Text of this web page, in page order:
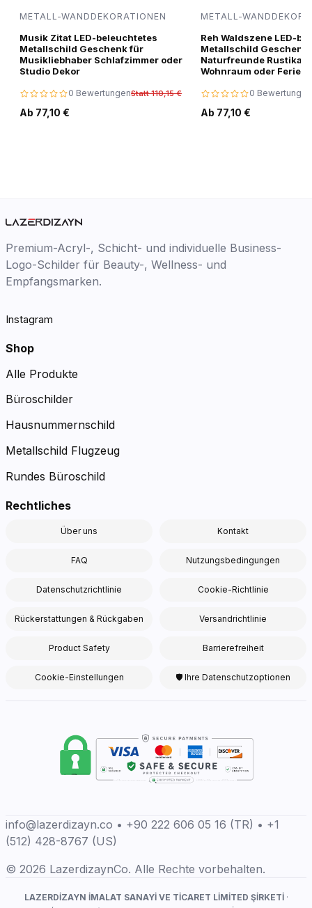
METALL-WANDDEKORATIONEN
Musik Zitat LED-beleuchtetes
Metallschild Geschenk für
Musikliebhaber Schlafzimmer oder
Studio Dekor
0 BewertungenStatt 110,15 €
Ab 77,10 €
METALL-
Reh Waldszene LED-
Metallschild Geschenk
Naturfreunde
Wohnraum oder
0 Bewertungen
Ab 77,10 €
Premium-Acryl-, Schicht- und individuelle Business-
Logo-Schilder für Beauty-, Wellness- und
Empfangsmarken.
Instagram
Shop
Alle Produkte
Büroschilder
Hausnummernschild
Metallschild Flugzeug
Rundes Büroschild
Rechtliches
Über uns Kontakt
FAQ Nutzungsbedingungen
Datenschutzrichtlinie Cookie-Richtlinie
Rückerstattungen & Rückgaben Versandrichtlinie
Product Safety Barrierefreiheit
Cookie-Einstellungen 🛡 Ihre Datenschutzoptionen
info@lazerdizayn.co • +90 222 606 05 16 (TR) • +1
(512) 428-8767 (US)
© 2026 LazerdizaynCo. Alle Rechte vorbehalten.
LAZERDİZAYN İMALAT SANAYİ VE TİCARET LİMİTED ŞİRKETİ·